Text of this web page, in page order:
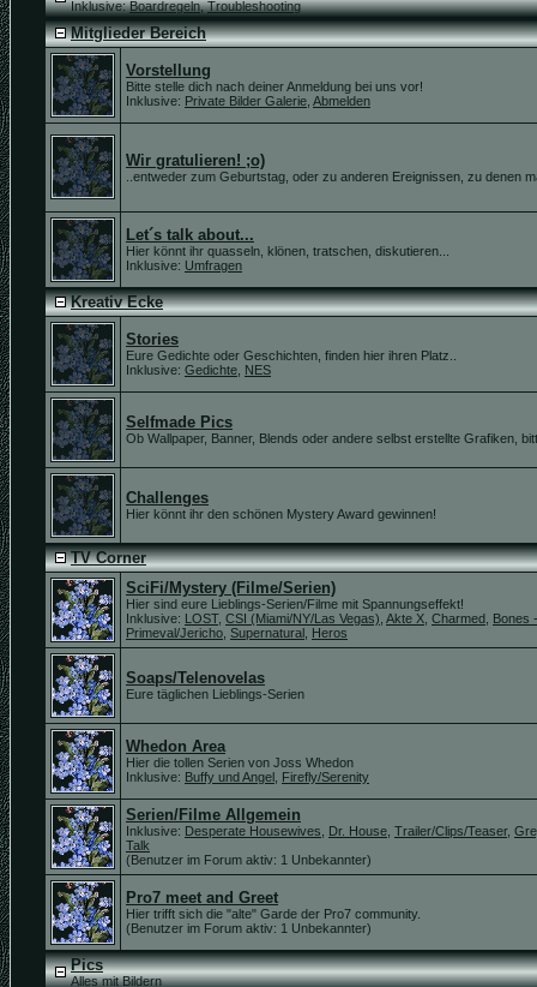
Inklusive:Boardregeln,Troubleshooting
Mitglieder Bereich
Vorstellung
Bitte stelle dich nach deiner Anmeldung bei uns vor!
Inklusive: Private Bilder Galerie Abmelden
Wir gratulieren! ;o)
..entweder zum Geburtstag, oder zu anderen Ereignissen, zu denen
Let´s talk about...
Hier könnt ihr quasseln, klönen, tratschen, diskutieren...
Inklusive: Umfragen
Kreativ Ecke
Stories
Eure Gedichte oder Geschichten, finden hier ihren Platz..
Inklusive: Gedichte NES
Selfmade Pics
Ob Wallpaper, Banner, Blends oder andere selbst erstellte Grafiken,
Challenges
Hier könnt ihr den schönen Mystery Award gewinnen!
TV Corner
SciFi/Mystery (Filme/Serien)
Hier sind eure Lieblings-Serien/Filme mit Spannungseffekt!
Inklusive: LOST, CSI (Miami/NY/Las Vegas) Akte X Charmed Bones
Primeval/Jericho Supernatural Heros
Soaps/Telenovelas
Eure täglichen Lieblings-Serien
Whedon Area
Hier die tollen Serien von Joss Whedon
Inklusive: Buffy und Angel Firefly/Serenity
Serien/Filme Allgemein
Inklusive: Desperate Housewives Dr. House Trailer/Clips/Teaser,
Talk
(Benutzer im Forum aktiv: 1 Unbekannter)
Pro7 meet and Greet
Hier trifft sich die "alte" Garde der Pro7 community.
(Benutzer im Forum aktiv: 1 Unbekannter)
Pics
Alles mit Bildern